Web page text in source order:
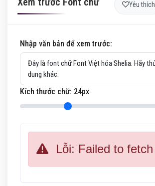
Yêu thích
Nhập văn bản để xem trước:
Kích thước chữ: 24px
Lỗi: Failed to fetch